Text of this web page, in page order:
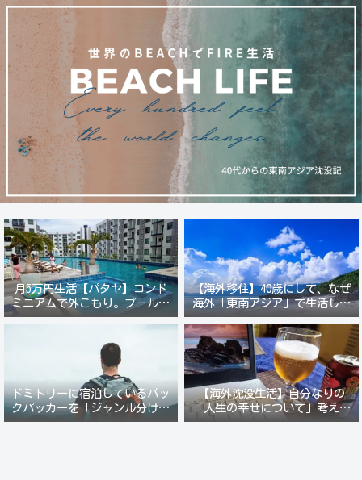
月5万円生活【パタヤ】コンド
ミニアムで外こもり。プール付
き新築コンドでステーキ&ウオ
【海外移住】40歳にして、なぜ
海外「東南アジア」で生活しよ
うと思ったのか？
ドミトリーに宿泊しているバッ
クパッカーを「ジャンル分けし
て人間観察」が楽しい。
【海外沈没生活】自分なりの
「人生の幸せについて」考えて
みる。